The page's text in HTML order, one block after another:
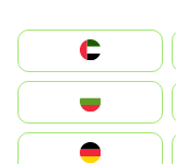
الإمارات العربية المتحدة
Switzerland
Deutschland